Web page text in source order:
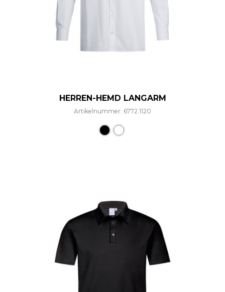
HERREN-HEMD LANGARM
Artikelnummer: 6772.1120